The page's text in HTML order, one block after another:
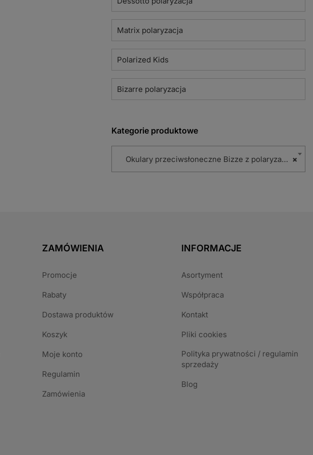
Matrix polaryzacja
Polarized Kids
Bizarre polaryzacja
Kategorie produktowe
×
Okulary przeciwsłoneczne Bizze z polaryzacją (102)
ZAMÓWIENIA
Promocje
Rabaty
Dostawa produktów
Koszyk
Moje konto
Regulamin
Zamówienia
INFORMACJE
Asortyment
Współpraca
Kontakt
Pliki cookies
Polityka prywatności / regulamin
sprzedaży
Blog